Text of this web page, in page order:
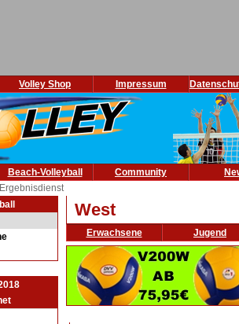
Volley Shop Impressum
Beach-Volleyball Community
West
Erwachsene Jugend